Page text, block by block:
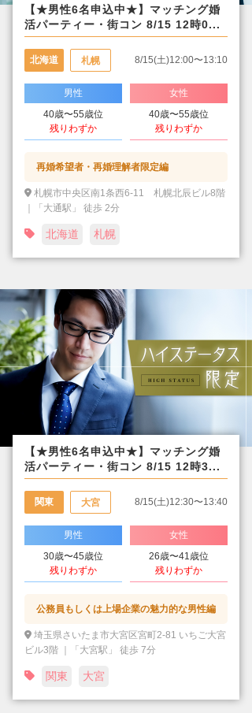
【★男性6名申込中★】マッチング婚
活パーティー・街コン 8/15 12時0...
北海道 札幌 8/15(土)12:00〜13:10
男性
40歳〜55歳位
残りわずか
女性
40歳〜55歳位
残りわずか
再婚希望者・再婚理解者限定編
札幌市中央区南1条西6-11 札幌北辰ビル8階
｜「大通駅」 徒歩 2分
北海道 札幌
【★男性6名申込中★】マッチング婚
活パーティー・街コン 8/15 12時3...
関東 大宮 8/15(土)12:30〜13:40
男性
30歳〜45歳位
残りわずか
女性
26歳〜41歳位
残りわずか
公務員もしくは上場企業の魅力的な男性編
埼玉県さいたま市大宮区宮町2-81 いちご大宮
ビル3階 ｜「大宮駅」 徒歩 7分
関東 大宮